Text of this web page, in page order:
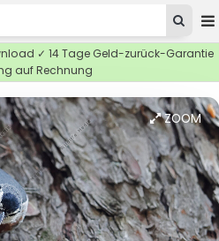
✓ 14 Tage Geld-zurück-Garantie
auf Rechnung
ZOOM